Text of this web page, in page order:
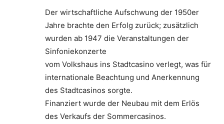
Der wirtschaftliche Aufschwung der 1950er
Jahre brachte den Erfolg zurück; zusätzlich
wurden ab 1947 die Veranstaltungen der
Sinfoniekonzerte
vom Volkshaus ins Stadtcasino verlegt, was für
internationale Beachtung und Anerkennung
des Stadtcasinos sorgte.
Finanziert wurde der Neubau mit dem Erlös
des Verkaufs der Sommercasinos.